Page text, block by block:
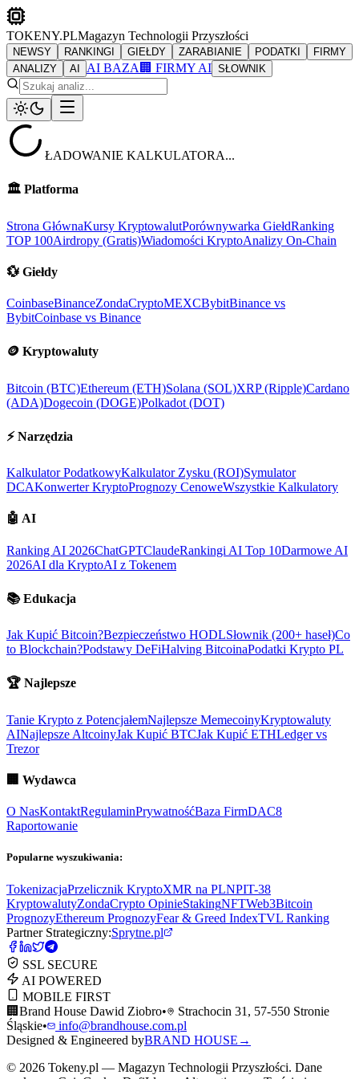
TOKENY.PLMagazyn Technologii Przyszłości
NEWSY RANKINGI GIEŁDY ZARABIANIE PODATKI
FIRMY
ANALIZY
AI AI BAZA 🏢 FIRMY AI SŁOWNIK
ŁADOWANIE KALKULATORA...
🏛️ Platforma
Strona GłównaKursy KryptowalutPorównywarka GiełdRanking
TOP 100Airdropy (Gratis)Wiadomości KryptoAnalizy On-Chain
💱 Giełdy
CoinbaseBinanceZondaCryptoMEXCBybitBinance vs
BybitCoinbase vs Binance
🪙 Kryptowaluty
Bitcoin (BTC)Ethereum (ETH)Solana (SOL)XRP (Ripple)Cardano
(ADA)Dogecoin (DOGE)Polkadot (DOT)
⚡ Narzędzia
Kalkulator PodatkowyKalkulator Zysku (ROI)Symulator
DCAKonwerter KryptoPrognozy CenoweWszystkie Kalkulatory
🤖 AI
Ranking AI 2026ChatGPTClaudeRankingi AI Top 10Darmowe AI
2026AI dla KryptoAI z Tokenem
📚 Edukacja
Jak Kupić Bitcoin?Bezpieczeństwo HODLSłownik (200+ haseł)Co
to Blockchain?Podstawy DeFiHalving BitcoinaPodatki Krypto PL
🏆 Najlepsze
Tanie Krypto z PotencjałemNajlepsze MemecoinyKryptowaluty
AINajlepsze AltcoinyJak Kupić BTCJak Kupić ETHLedger vs
Trezor
🏢 Wydawca
O NasKontaktRegulaminPrywatnośćBaza FirmDAC8
Raportowanie
Popularne wyszukiwania:
TokenizacjaPrzelicznik KryptoXMR na PLNPIT-38
KryptowalutyZondaCrypto OpinieStakingNFTWeb3Bitcoin
PrognozyEthereum PrognozyFear & Greed IndexTVL Ranking
Partner Strategiczny:Sprytne.pl
SSL SECURE
AI POWERED
MOBILE FIRST
🏢 Brand House Dawid Ziobro•
Strachocin 31, 57-550 Stronie
Śląskie•
info@brandhouse.com.pl
Designed & Engineered byBRAND HOUSE →
© 2026 Tokeny.pl — Magazyn Technologii Przyszłości. Dane